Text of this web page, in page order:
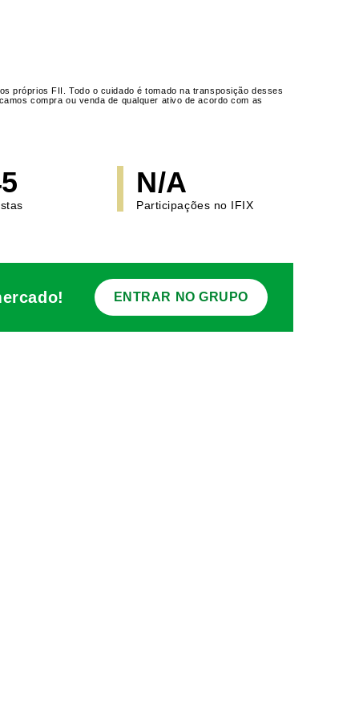
próprios FII. Todo o cuidado é tomado na transposição desses
compra ou venda de qualquer ativo de acordo com as
N/A
Participações no IFIX
ENTRAR NO GRUPO